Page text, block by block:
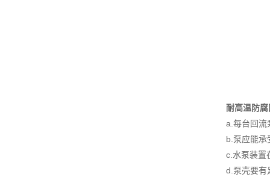
耐高温防
a.每台回流
b.泵应能承
c.水泵装置
d.泵壳要有